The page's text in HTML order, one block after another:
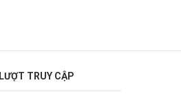
LƯỢT TRUY CẬP